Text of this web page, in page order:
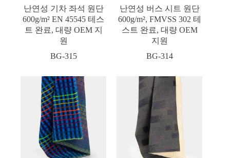
난연성 기차 좌석 원단
600g/m² EN 45545 테스
트 완료, 대량 OEM 지
원
BG-315
난연성 버스 시트 원단
600g/m², FMVSS 302 테
스트 완료, 대량 OEM
지원
BG-314